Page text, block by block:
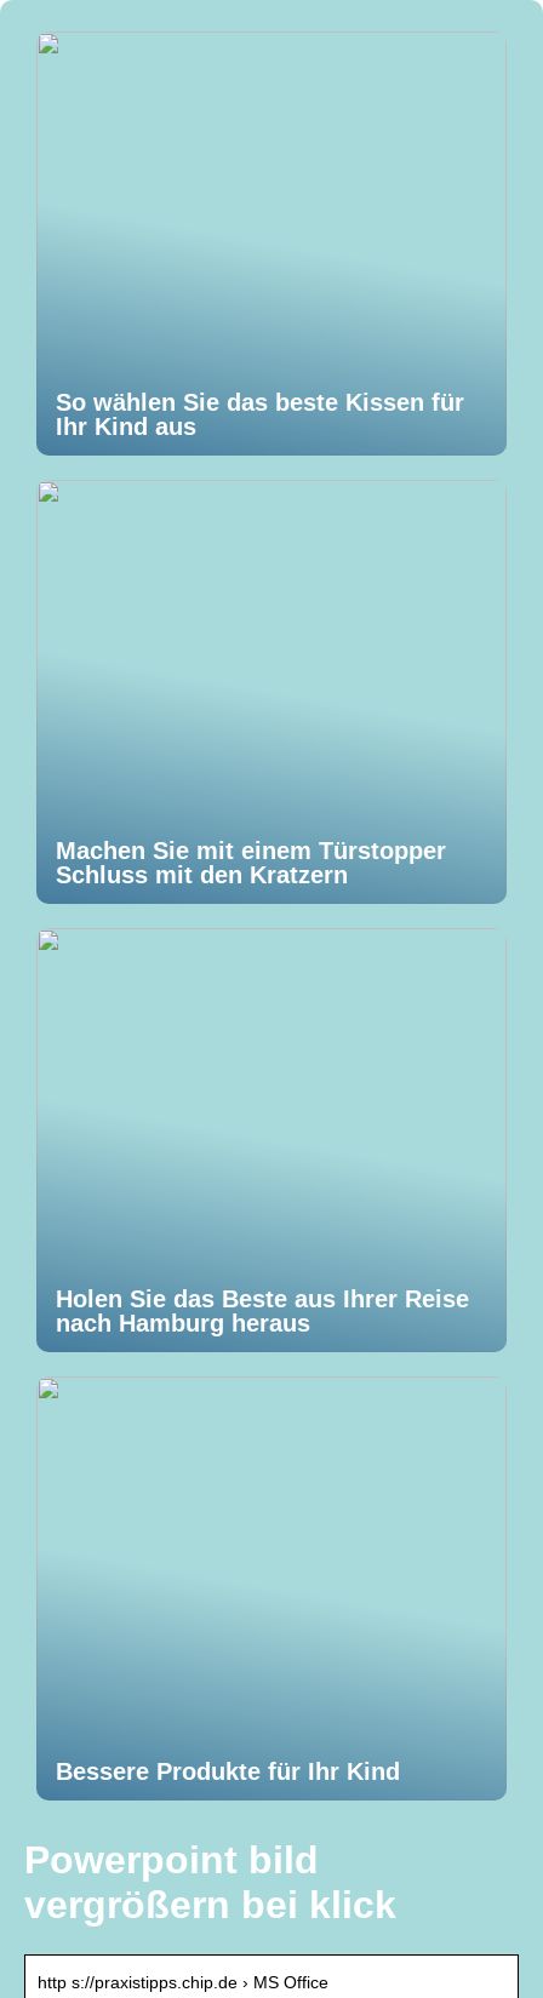
So wählen Sie das beste Kissen für
Ihr Kind aus
Machen Sie mit einem Türstopper
Schluss mit den Kratzern
Holen Sie das Beste aus Ihrer Reise
nach Hamburg heraus
Bessere Produkte für Ihr Kind
Powerpoint bild
vergrößern bei klick
http s://praxistipps.chip.de › MS Office